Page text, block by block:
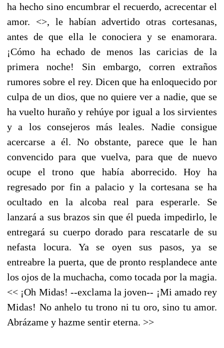
ha hecho sino encumbrar el recuerdo, acrecentar el
amor. <>, le habían advertido otras cortesanas,
antes de que ella le conociera y se enamorara.
¡Cómo ha echado de menos las caricias de la
primera noche! Sin embargo, corren extraños
rumores sobre el rey. Dicen que ha enloquecido por
culpa de un dios, que no quiere ver a nadie, que se
ha vuelto huraño y rehúye por igual a los sirvientes
y a los consejeros más leales. Nadie consigue
acercarse a él. No obstante, parece que le han
convencido para que vuelva, para que de nuevo
ocupe el trono que había aborrecido. Hoy ha
regresado por fin a palacio y la cortesana se ha
ocultado en la alcoba real para esperarle. Se
lanzará a sus brazos sin que él pueda impedirlo, le
entregará su cuerpo dorado para rescatarle de su
nefasta locura. Ya se oyen sus pasos, ya se
entreabre la puerta, que de pronto resplandece ante
los ojos de la muchacha, como tocada por la magia.
<< ¡Oh Midas! --exclama la joven-- ¡Mi amado rey
Midas! No anhelo tu trono ni tu oro, sino tu amor.
Abrázame y hazme sentir eterna. >>